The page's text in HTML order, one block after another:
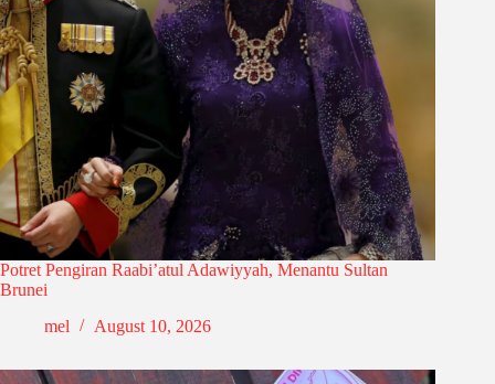
Potret Pengiran Raabi’atul Adawiyyah, Menantu Sultan
Brunei
mel
August 10, 2026